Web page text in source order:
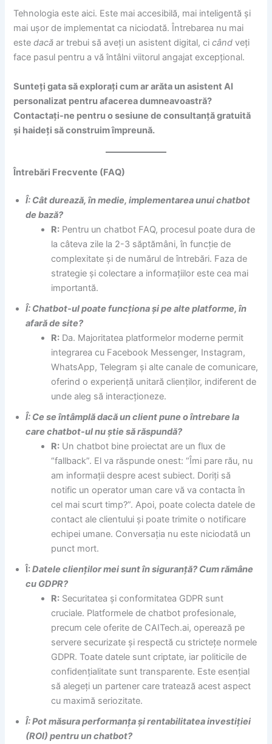
Tehnologia este aici. Este mai accesibilă, mai inteligentă și
mai ușor de implementat ca niciodată. Întrebarea nu mai
estedacă ar trebui să aveți un asistent digital, cicând veți
face pasul pentru a vă întâlni viitorul angajat excepțional.
Sunteți gata să explorați cum ar arăta un asistent AI
personalizat pentru afacerea dumneavoastră?
Contactați-ne pentru o sesiune de consultanță gratuită
și haideți să construim împreună.
Întrebări Frecvente (FAQ)
Î: Cât durează, în medie, implementarea unui chatbot
de bază?
R: Pentru un chatbot FAQ, procesul poate dura de
la câteva zile la 2-3 săptămâni, în funcție de
complexitate și de numărul de întrebări. Faza de
strategie și colectare a informațiilor este cea mai
importantă.
Î: Chatbot-ul poate funcționa și pe alte platforme, în
afară de site?
R: Da. Majoritatea platformelor moderne permit
integrarea cu Facebook Messenger, Instagram,
WhatsApp, Telegram și alte canale de comunicare,
oferind o experiență unitară clienților, indiferent de
unde aleg să interacționeze.
Î: Ce se întâmplă dacă un client pune o întrebare la
care chatbot-ul nu știe să răspundă?
R: Un chatbot bine proiectat are un flux de
“fallback”. El va răspunde onest: “Îmi pare rău, nu
am informații despre acest subiect. Doriți să
notific un operator uman care vă va contacta în
cel mai scurt timp?”. Apoi, poate colecta datele de
contact ale clientului și poate trimite o notificare
echipei umane. Conversația nu este niciodată un
punct mort.
Î:Datele clienților mei sunt în siguranță? Cum rămâne
cu GDPR?
R: Securitatea și conformitatea GDPR sunt
cruciale. Platformele de chatbot profesionale,
precum cele oferite de CAITech.ai, operează pe
servere securizate și respectă cu strictețe normele
GDPR. Toate datele sunt criptate, iar politicile de
confidențialitate sunt transparente. Este esențial
să alegeți un partener care tratează acest aspect
cu maximă seriozitate.
Î: Pot măsura performanța și rentabilitatea investiției
(ROI) pentru un chatbot?